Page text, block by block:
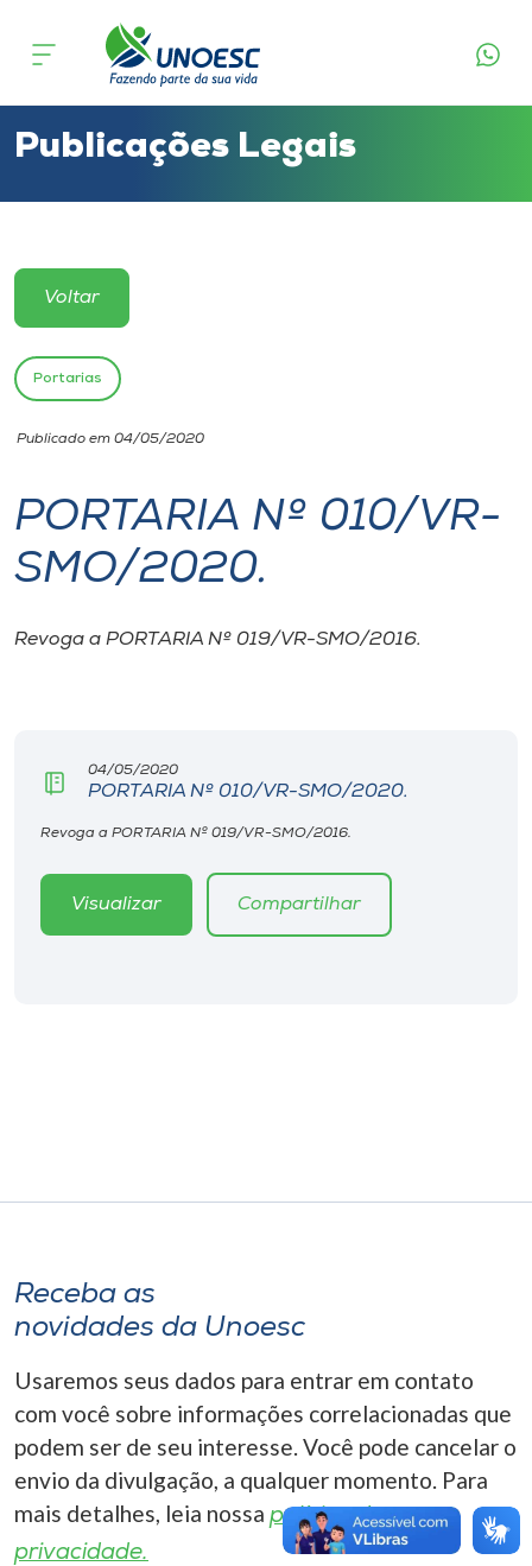
Cursos
Atendimento ao Estudante
Portal de Ensino
Unoesc
Internacionalização
I.nova
Diplomados
CPA
Editora
Selecione
o idioma
A+
Publicações Legais
Voltar
Portarias
Publicado em 04/05/2020
PORTARIA Nº 010/VR-
SMO/2020.
Revoga a PORTARIA Nº 019/VR-SMO/2016.
04/05/2020
PORTARIA Nº 010/VR-SMO/2020.
Revoga a PORTARIA Nº 019/VR-SMO/2016.
Visualizar Compartilhar
Receba as
novidades da Unoesc
Usaremos seus dados para entrar em contato
com você sobre informações correlacionadas que
podem ser de seu interesse. Você pode cancelar o
envio da divulgação, a qualquer momento. Para
mais detalhes, leia nossa política de
privacidade.